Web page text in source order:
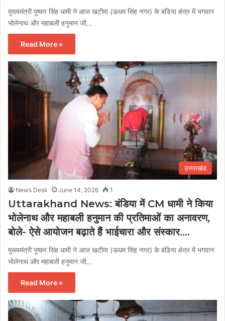
मुख्यमंत्री पुष्कर सिंह धामी ने आज खटीमा (ऊधम सिंह नगर) के बंडिया क्षेत्र में भगवान
भोलेनाथ और महाबली हनुमान जी…
Read More »
उत्तराखंड
News Desk June 14, 2026 1
Uttarakhand News: बंडिया में CM धामी ने किया
भोलेनाथ और महाबली हनुमान की प्रतिमाओं का अनावरण,
बोले- ऐसे आयोजन बढ़ाते हैं भाईचारा और संस्कार….
मुख्यमंत्री पुष्कर सिंह धामी ने आज खटीमा (ऊधम सिंह नगर) के बंडिया क्षेत्र में भगवान
भोलेनाथ और महाबली हनुमान जी…
Read More »